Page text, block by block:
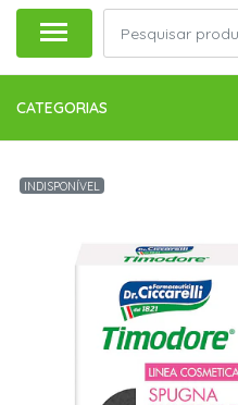
CATEGORIAS
INDISPONÍVEL